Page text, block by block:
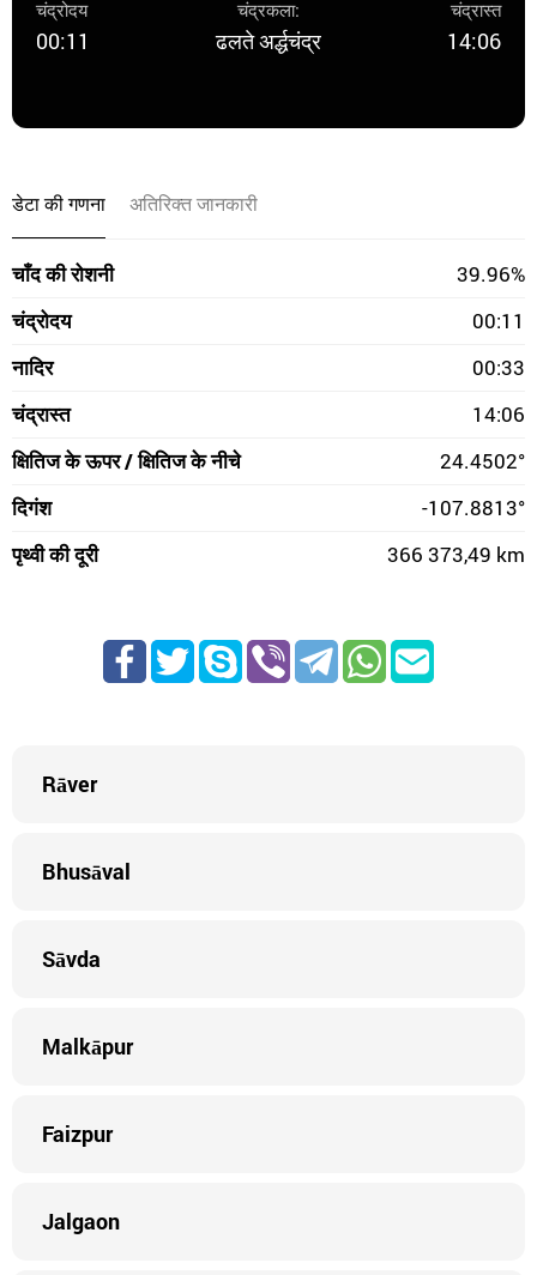
चंद्रोदय
00:11
चंद्रकला:
ढलते अर्द्धचंद्र
चंद्रास्त
14:06
डेटा की गणना अतिरिक्त जानकारी
चाँद की रोशनी
39.96%
चंद्रोदय
00:11
नादिर
00:33
चंद्रास्त
14:06
क्षितिज के ऊपर / क्षितिज के नीचे
24.4502°
दिगंश
-107.8813°
पृथ्वी की दूरी
366 373,49 km
Rāver
Bhusāval
Sāvda
Malkāpur
Faizpur
Jalgaon